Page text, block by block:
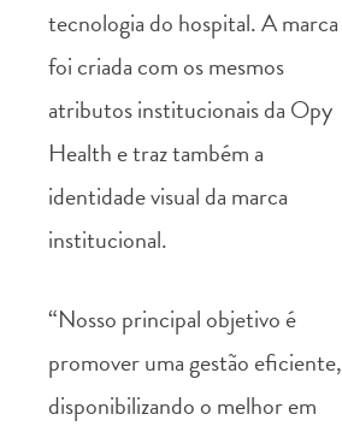
tecnologia do hospital. A marca
foi criada com os mesmos
atributos institucionais da Opy
Health e traz também a
identidade visual da marca
institucional.
“Nosso principal objetivo é
promover uma gestão eficiente,
disponibilizando o melhor em